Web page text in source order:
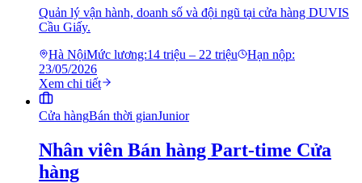
Quản lý vận hành, doanh số và đội ngũ tại cửa hàng DUVIS
Cầu Giấy.
Hà NộiMức lương:14 triệu – 22 triệu
Hạn nộp:
23/05/2026
Xem chi tiết
Cửa hàngBán thời gianJunior
Nhân viên Bán hàng Part-time Cửa
hàng